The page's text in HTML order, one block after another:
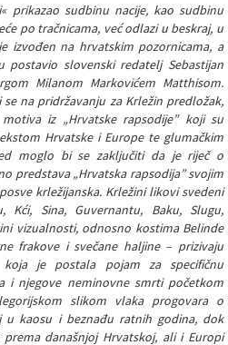
prikazao sudbinu nacije, kao sudbinu
po tračnicama, već odlazi u beskraj, u
izvođen na hrvatskim pozornicama, a
slovenski redatelj Sebastijan
Milanom Markovićem Matthisom.
na pridržavanju za Krležin predložak,
iz „Hrvatske rapsodije” koji su
Hrvatske i Europe te glumačkim
moglo bi se zaključiti da je riječ o
predstava „Hrvatska rapsodija” svojim
krležijanska. Krležini likovi svedeni
Kći, Sina, Guvernantu, Baku, Slugu,
vizualnosti, odnosno kostima Belinde
frakove i svečane haljine – prizivaju
koja je postala pojam za specifičnu
i njegove neminovne smrti početkom
slikom vlaka progovara o
u kaosu i beznađu ratnih godina, dok
današnjoj Hrvatskoj, ali i Europi